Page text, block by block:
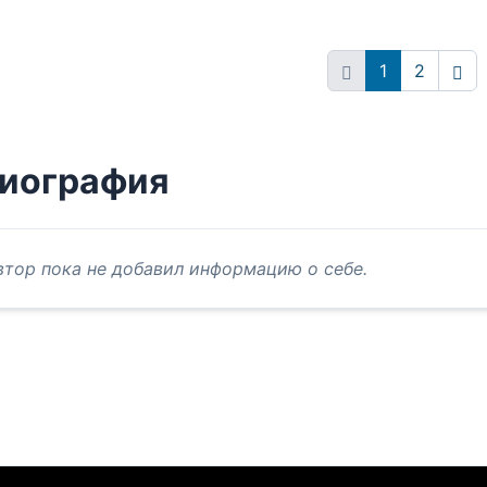
1 2
пока не добавил информацию о себе.